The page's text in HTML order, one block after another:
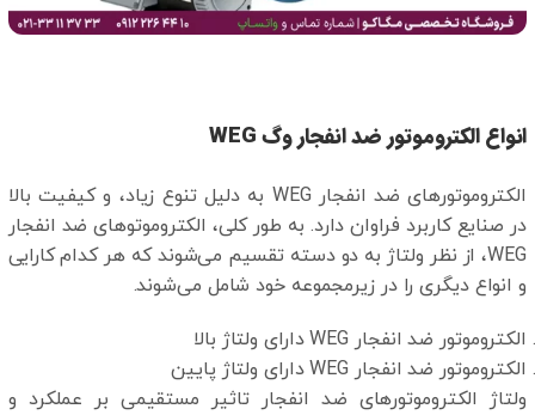
انواع الکتروموتور ضد انفجار وگ WEG‌
الکتروموتورهای ضد انفجار WEG به دلیل تنوع زیاد، و کیفیت بالا
در صنایع کاربرد فراوان دارد. به طور کلی، الکتروموتوهای ضد انفجار
WEG، از نظر ولتاژ به دو دسته تقسیم می‌شوند که هر کدام کارایی
و انواع دیگری را در زیرمجموعه خود شامل می‌شوند.
الکتروموتور ضد انفجار WEG دارای ولتاژ بالا
الکتروموتور ضد انفجار WEG دارای ولتاژ پایین
ولتاژ الکتروموتورهای ضد انفجار تاثیر مستقیمی بر عملکرد و